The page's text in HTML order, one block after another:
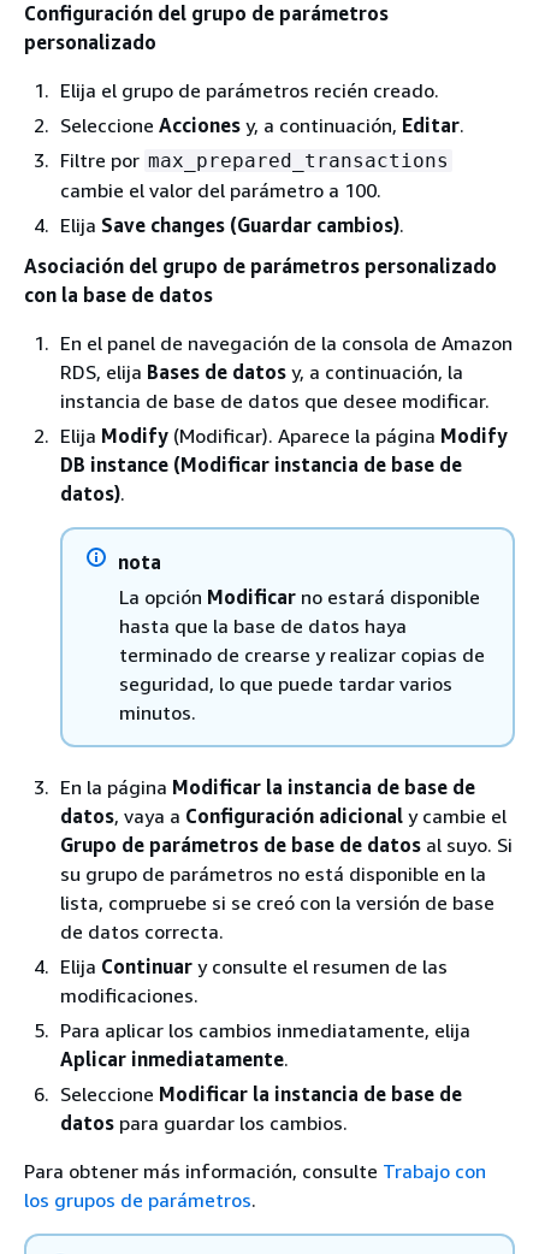
Configuración del grupo de parámetros
personalizado
Elija el grupo de parámetros recién creado.
Seleccione Acciones y, a continuación, Editar.
Filtre por max_prepared_transactions
cambie el valor del parámetro a 100.
Elija Save changes (Guardar cambios).
Asociación del grupo de parámetros personalizado
con la base de datos
En el panel de navegación de la consola de Amazon
RDS, elija Bases de datos y, a continuación, la
instancia de base de datos que desee modificar.
Elija Modify (Modificar). Aparece la página Modify
DB instance (Modificar instancia de base de
datos).
nota
La opción Modificar no estará disponible
hasta que la base de datos haya
terminado de crearse y realizar copias de
seguridad, lo que puede tardar varios
minutos.
En la página Modificar la instancia de base de
datos, vaya a Configuración adicional y cambie el
Grupo de parámetros de base de datos al suyo. Si
su grupo de parámetros no está disponible en la
lista, compruebe si se creó con la versión de base
de datos correcta.
Elija Continuar y consulte el resumen de las
modificaciones.
Para aplicar los cambios inmediatamente, elija
Aplicar inmediatamente.
Seleccione Modificar la instancia de base de
datos para guardar los cambios.
Para obtener más información, consulte Trabajo con
los grupos de parámetros.